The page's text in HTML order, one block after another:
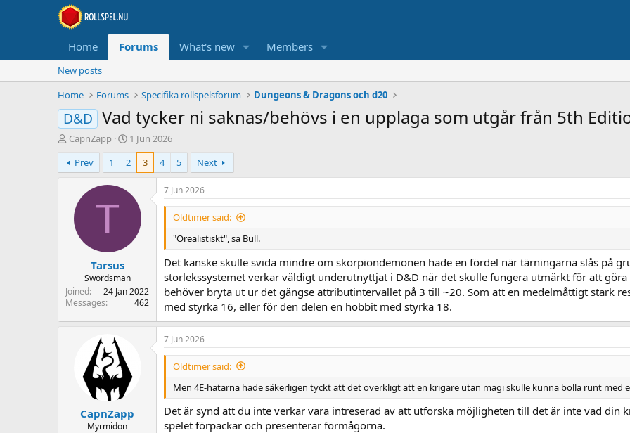
Home Forums What's new Members
New posts
Home
Forums Specifika rollspelsforum Dungeons & Dragons och d20
D&D Vad tycker ni saknas/behövs i en upplaga som utgår från 5th
T
h
r
e
r
CapnZapp
S
t
a
r
d
e
1 Jun 2026
Prev
1 2 3 4 5 Next
T
Tarsus
Swordsman
Joined
24 Jan 2022
Messages
462
7 Jun 2026
Oldtimer said:
"Orealistiskt", sa Bull.
Det kanske skulle svida mindre om skorpiondemonen hade en fördel när tärningarna slås på
storlekssystemet verkar väldigt underutnyttjat i D&D när det skulle fungera utmärkt för att
behöver bryta ut ur det gängse attributintervallet på 3 till ~20. Som att en medelmåttigt stark
med styrka 16, eller för den delen en hobbit med styrka 18.
CapnZapp
Myrmidon
7 Jun 2026
Oldtimer said:
Men 4E-hatarna hade säkerligen tyckt att det overkligt att en krigare utan magi skulle kunna bolla runt med
Det är synd att du inte verkar vara intreserad av att utforska möjligheten till det är inte vad din
spelet förpackar och presenterar förmågorna.